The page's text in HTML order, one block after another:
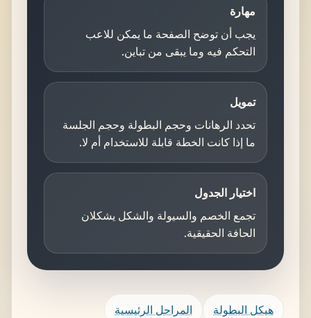
مهارة
يجب أن توضح الصفحة ما يمكن للاعب
التحكم فيه وما يبقى من تباين.
تمويل
تحدد الرهانات وحجم البطولة وحجم الجلسة
ما إذا كانت الخطة قابلة للاستخدام أم لا.
اختيار الجدول
تجمع الخصم والسيولة والشكل يشكلان
الحافة الحقيقية.
هيكل البطولة المراحل الرئيسية